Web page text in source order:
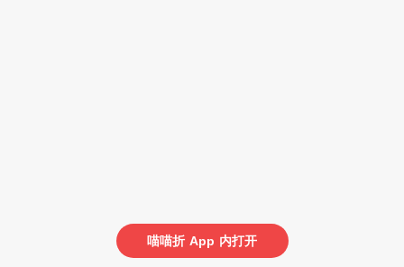
喵喵折 App 内打开